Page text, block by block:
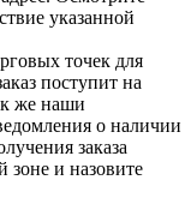
указанной
точек для
поступит на
же наши
о наличии
заказа
зоне и назовите